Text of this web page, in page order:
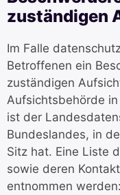
zuständigen
Im Falle
Betroffenen ein
zuständigen
Aufsichtsbehörde
ist der
Bundeslandes, in
Sitz hat. Eine Liste
sowie deren
entnommen werden: